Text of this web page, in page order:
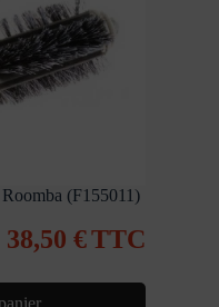
(F155011)
38,50 €TTC